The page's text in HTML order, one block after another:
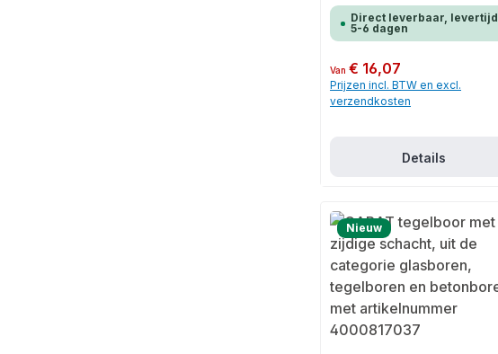
Direct leverbaar, levertijd
5-6 dagen
Normale prijs:
Van€ 16,07
Prijzen incl. BTW en excl.
verzendkosten
Details
Nieuw